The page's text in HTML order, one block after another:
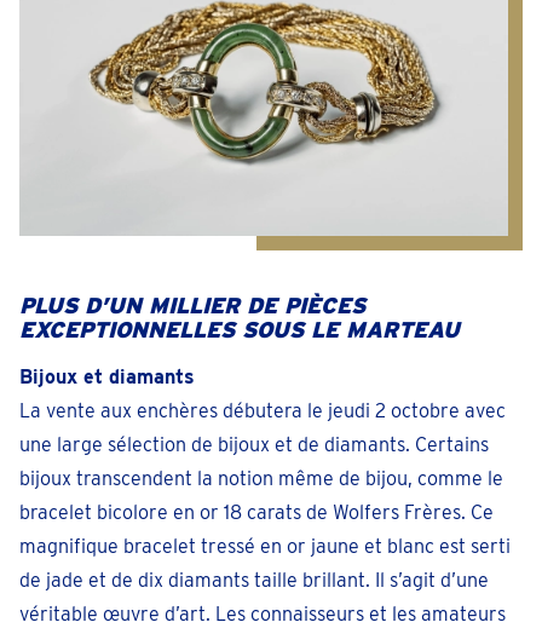
PLUS D’UN MILLIER DE PIÈCES
EXCEPTIONNELLES SOUS LE MARTEAU
Bijoux et diamants
La vente aux enchères débutera le jeudi 2 octobre avec
une large sélection de bijoux et de diamants. Certains
bijoux transcendent la notion même de bijou, comme le
bracelet bicolore en or 18 carats de Wolfers Frères. Ce
magnifique bracelet tressé en or jaune et blanc est serti
de jade et de dix diamants taille brillant. Il s’agit d’une
véritable œuvre d’art. Les connaisseurs et les amateurs